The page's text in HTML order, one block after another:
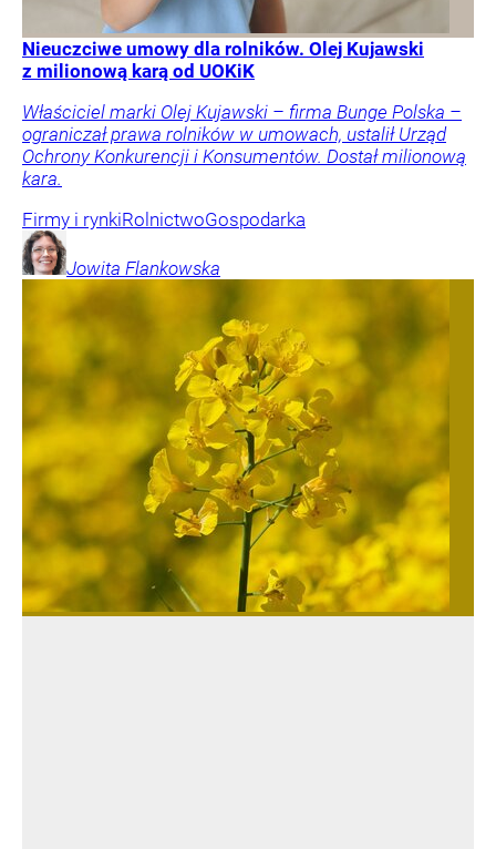
Nieuczciwe umowy dla rolników. Olej Kujawski
z milionową karą od UOKiK
Właściciel marki Olej Kujawski – firma Bunge Polska –
ograniczał prawa rolników w umowach, ustalił Urząd
Ochrony Konkurencji i Konsumentów. Dostał milionową
kara.
Firmy i rynkiRolnictwoGospodarka
Jowita Flankowska